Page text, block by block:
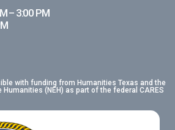
– 3:00 PM
with funding from Humanities Texas and the
(NEH) as part of the federal CARES